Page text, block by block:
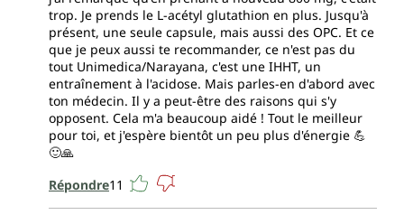
trop. Je prends le L-acétyl glutathion en plus. Jusqu'à
présent, une seule capsule, mais aussi des OPC. Et ce
que je peux aussi te recommander, ce n'est pas du
tout Unimedica/Narayana, c'est une IHHT, un
entraînement à l'acidose. Mais parles-en d'abord avec
ton médecin. Il y a peut-être des raisons qui s'y
opposent. Cela m'a beaucoup aidé ! Tout le meilleur
pour toi, et j'espère bientôt un peu plus d'énergie 💪
🙂🙏
Répondre11